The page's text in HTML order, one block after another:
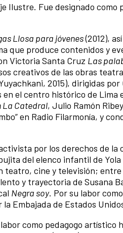
Ilustre. Fue designado como
Llosa para jóvenes(2012),
que produce contenidos y
Victoria Santa Cruz Las
creativos de las obras
2015), dirigidas
el centro histórico de Lima
La Catedral, Julio Ramón
en Radio Filarmonía, y
por los derechos de la
del elenco infantil de
cine y televisión; entre
y trayectoria de Susana
Negra soy. Por su labor
Embajada de Estados
como pedagogo artístico